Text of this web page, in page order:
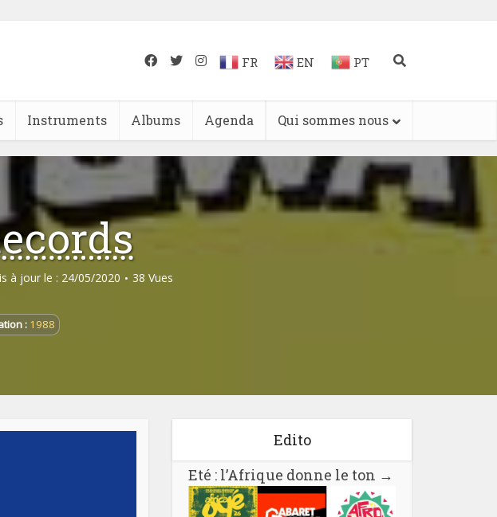
FR EN PT
Instruments Albums Agenda Qui sommes nous
à jour le : 24/05/2020 38 Vues
: 1988
Edito
Eté : l’Afrique donne le ton →